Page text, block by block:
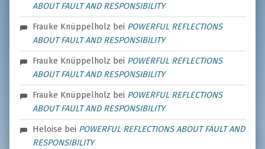
ABOUT FAULT AND RESPONSIBILITY
Frauke Knüppelholz bei POWERFUL REFLECTIONS
ABOUT FAULT AND RESPONSIBILITY
Frauke Knüppelholz bei POWERFUL REFLECTIONS
ABOUT FAULT AND RESPONSIBILITY
Frauke Knüppelholz bei POWERFUL REFLECTIONS
ABOUT FAULT AND RESPONSIBILITY
Heloise bei POWERFUL REFLECTIONS ABOUT FAULT AND
RESPONSIBILITY